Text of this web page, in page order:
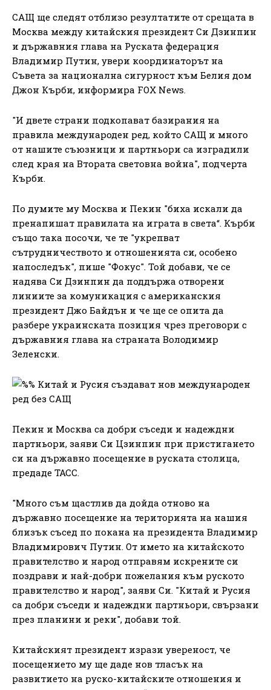
САЩ ще следят отблизо резултатите от срещата в
Москва между китайския президент Си Дзинпин
и държавния глава на Руската федерация
Владимир Путин, увери координаторът на
Съвета за национална сигурност към Белия дом
Джон Кърби, информира FOX News.
"И двете страни подкопават базирания на
правила международен ред, който САЩ и много
от нашите съюзници и партньори са изградили
след края на Втората световна война", подчерта
Кърби.
По думите му Москва и Пекин "биха искали да
пренапишат правилата на играта в света“. Кърби
също така посочи, че те "укрепват
сътрудничеството и отношенията си, особено
напоследък", пише "Фокус". Той добави, че се
надява Си Дзинпин да поддържа отворени
линиите за комуникация с американския
президент Джо Байдън и че ще се опита да
разбере украинската позиция чрез преговори с
държавния глава на страната Володимир
Зеленски.
Пекин и Москва са добри съседи и надеждни
партньори, заяви Си Цзинпин при пристигането
си на държавно посещение в руската столица,
предаде ТАСС.
"Много съм щастлив да дойда отново на
държавно посещение на територията на нашия
близък съсед по покана на президента Владимир
Владимирович Путин. От името на китайското
правителство и народ отправям искрените си
поздрави и най-добри пожелания към руското
правителство и народ", заяви Си. "Китай и Русия
са добри съседи и надеждни партньори, свързани
през планини и реки", добави той.
Китайският президент изрази увереност, че
посещението му ще даде нов тласък на
развитието на руско-китайските отношения и